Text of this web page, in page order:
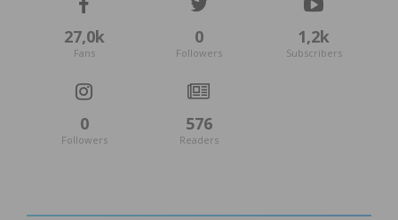
27,0k
Fans
0
Followers
1,2k
Subscribers
0
Followers
576
Readers